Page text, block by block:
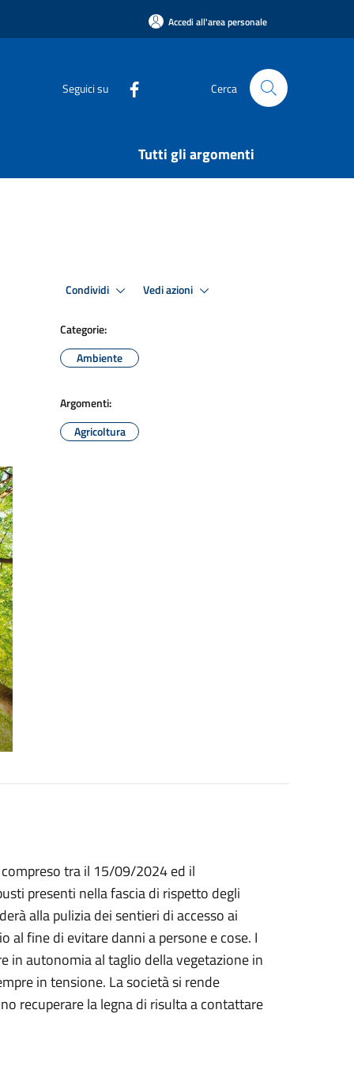
Accedi all'area personale
Seguici su Cerca
Tutti gli argomenti
Condividi Vedi azioni
Categorie:
Ambiente
Argomenti:
Agricoltura
compreso tra il 15/09/2024 ed il
presenti nella fascia di rispetto degli
alla pulizia dei sentieri di accesso ai
al fine di evitare danni a persone e cose. I
in autonomia al taglio della vegetazione in
in tensione. La società si rende
recuperare la legna di risulta a contattare